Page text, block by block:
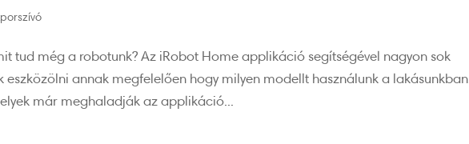
tud még a robotunk? Az iRobot Home applikáció segítségével nagyon sok
annak megfelelően hogy milyen modellt használunk a lakásunkban.
már meghaladják az applikáció...